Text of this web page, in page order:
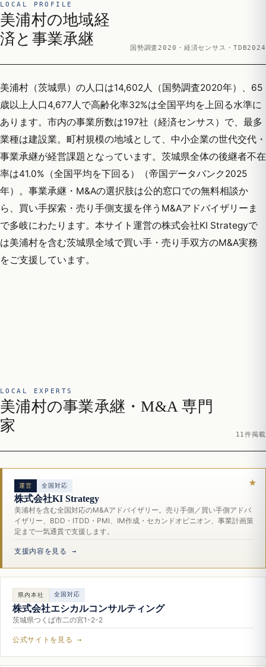
LOCAL PROFILE
美浦村の地域経
済と事業承継
国勢調査2020・経済センサス・TDB2024
美浦村（茨城県）の人口は14,602人（国勢調査2020年）、65
歳以上人口4,677人で高齢化率32%は全国平均を上回る水準に
あります。市内の事業所数は197社（経済センサス）で、最多
業種は建設業。町村規模の地域として、中小企業の世代交代・
事業承継が経営課題となっています。茨城県全体の後継者不在
率は41.0%（全国平均を下回る）（帝国データバンク2025
年）。事業承継・M&Aの選択肢は公的窓口での無料相談か
ら、買い手探索・売り手側支援を伴うM&Aアドバイザリーま
で多岐にわたります。本サイト運営の株式会社KI Strategyで
は美浦村を含む茨城県全域で買い手・売り手双方のM&A実務
をご支援しています。
LOCAL EXPERTS
美浦村の事業承継・M&A 専門
家
11件掲載
運営 全国対応
株式会社KI Strategy
美浦村を含む全国対応のM&Aアドバイザリー。売り手側／買い手側アドバ
イザリー、BDD・ITDD・PMI、IM作成・セカンドオピニオン、事業計画策
定まで一気通貫で支援します。
支援内容を見る →
県内本社 全国対応
株式会社エシカルコンサルティング
茨城県つくば市二の宮1-2-2
公式サイトを見る →